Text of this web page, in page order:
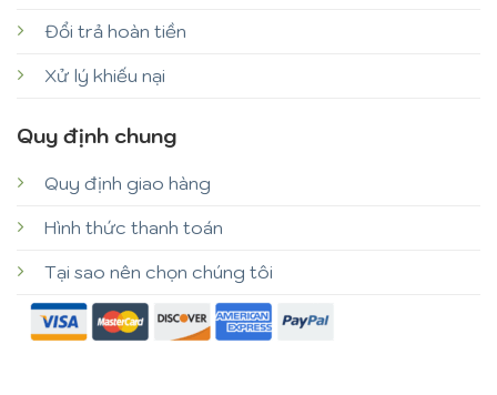
Đổi trả hoàn tiền
Xử lý khiếu nại
Quy định chung
Quy định giao hàng
Hình thức thanh toán
Tại sao nên chọn chúng tôi